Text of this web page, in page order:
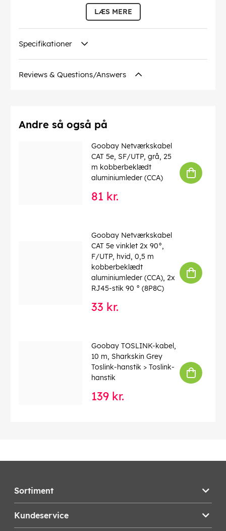
Længden af Ethernetkablet er angivet på den
overstøbte, slanke bøjningsbeskyttelsesmuffe på det
lige stik.
Bøjningsradius >
: 46.4 mm
Specifikation: CAT 5e
Afskærmning klasse: F/UTP
Driftstemperatur op til: 40 °C
Driftstemperatur fra
: 0 °C
: 100 MHz
: tosidet
: Rundkabel
Materiale kabelkappe: PVC
: CCA (kobberbeklædt aluminium)
LÆS MERE
Specifikationer
Reviews & Questions/Answers
Andre så også på
Goobay Netværkskabel
CAT 5e, SF/UTP, grå, 25
m kobberbeklædt
aluminiumleder (CCA)
81 kr.
Goobay Netværkskabel
CAT 5e vinklet 2x 90°,
F/UTP, hvid, 0,5 m
kobberbeklædt
aluminiumleder (CCA), 2x
RJ45-stik 90 ° (8P8C)
33 kr.
Goobay TOSLINK-kabel,
10 m, Sharkskin Grey
Toslink-hanstik > Toslink-
hanstik
139 kr.
Sortiment
Kundeservice